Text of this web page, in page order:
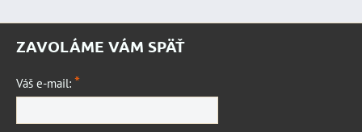
ZAVOLÁME VÁM SPÄŤ
Váš e-mail: *